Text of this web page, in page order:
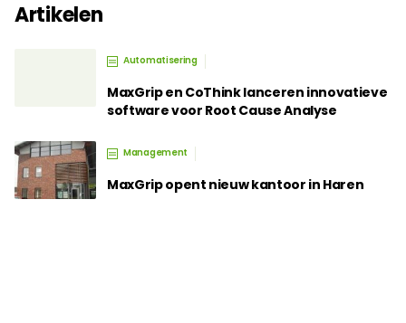
Artikelen
Automatisering
MaxGrip en CoThink lanceren innovatieve
software voor Root Cause Analyse
Management
MaxGrip opent nieuw kantoor in Haren